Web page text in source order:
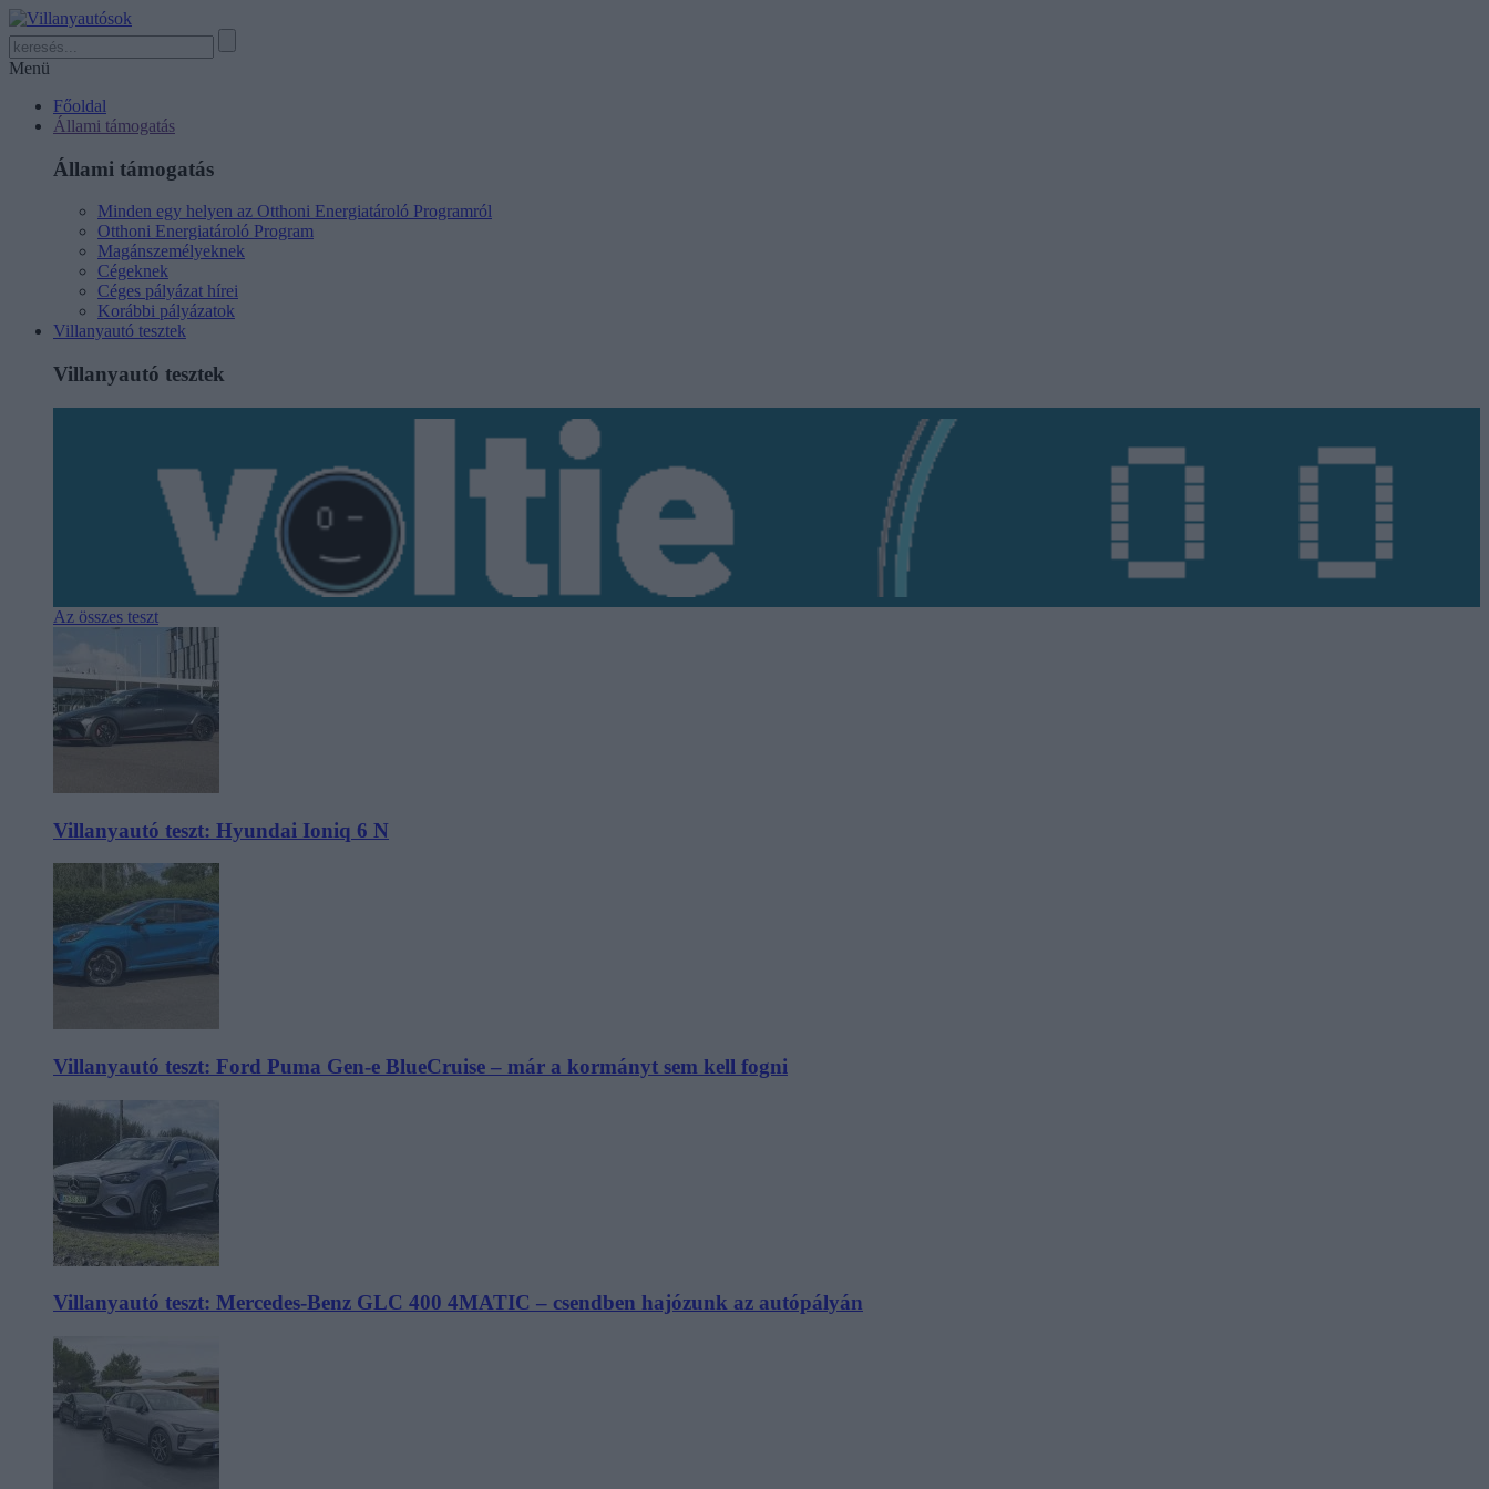
Menü
Főoldal
Állami támogatás
Állami támogatás
Minden egy helyen az Otthoni Energiatároló Programról
Otthoni Energiatároló Program
Magánszemélyeknek
Cégeknek
Céges pályázat hírei
Korábbi pályázatok
Villanyautó tesztek
Villanyautó tesztek
Az összes teszt
Villanyautó teszt: Hyundai Ioniq 6 N
Villanyautó teszt: Ford Puma Gen-e BlueCruise – már a kormányt sem kell fogni
Villanyautó teszt: Mercedes-Benz GLC 400 4MATIC – csendben hajózunk az autópályán